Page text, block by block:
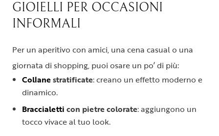
GIOIELLI PER OCCASIONI
INFORMALI
Per un aperitivo con amici, una cena casual o una
giornata di shopping, puoi osare un po’ di più:
Collanestratificate: creano un effetto moderno e
dinamico.
Braccialetti con pietre colorate: aggiungono un
tocco vivace al tuo look.